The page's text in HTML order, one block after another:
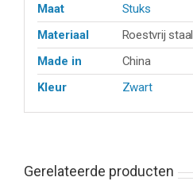
Maat
Stuks
Materiaal
Roestvrij staal
Made in
China
Kleur
Zwart
Gerelateerde producten